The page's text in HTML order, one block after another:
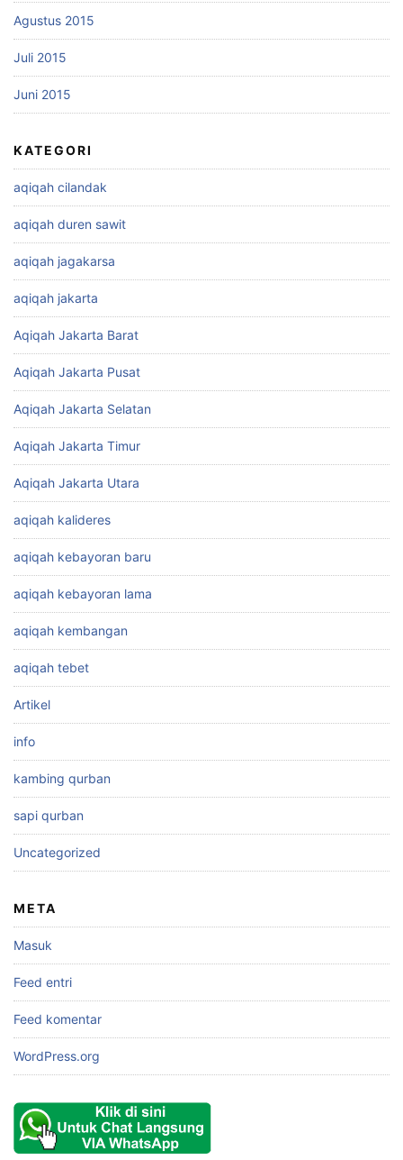
Agustus 2015
Juli 2015
Juni 2015
KATEGORI
aqiqah cilandak
aqiqah duren sawit
aqiqah jagakarsa
aqiqah jakarta
Aqiqah Jakarta Barat
Aqiqah Jakarta Pusat
Aqiqah Jakarta Selatan
Aqiqah Jakarta Timur
Aqiqah Jakarta Utara
aqiqah kalideres
aqiqah kebayoran baru
aqiqah kebayoran lama
aqiqah kembangan
aqiqah tebet
Artikel
info
kambing qurban
sapi qurban
Uncategorized
META
Masuk
Feed entri
Feed komentar
WordPress.org